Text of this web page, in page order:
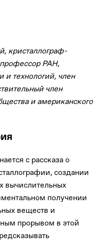
кристаллограф-
РАН,
и технологий, член
член
и американского
с рассказа о
создании
вычислительных
получении
веществ и
прорывом в этой